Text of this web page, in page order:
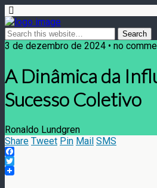
3 de dezembro de 2024 • no
A Dinâmica da
Sucesso Coletivo
Ronaldo Lundgren
Share Tweet Pin Mail SMS
Facebook
Twitter